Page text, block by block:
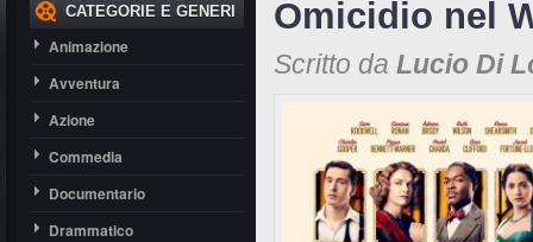
CATEGORIE E GENERI
Animazione
Avventura
Azione
Commedia
Documentario
Drammatico
Omicidio nel
Scritto da Lucio Di